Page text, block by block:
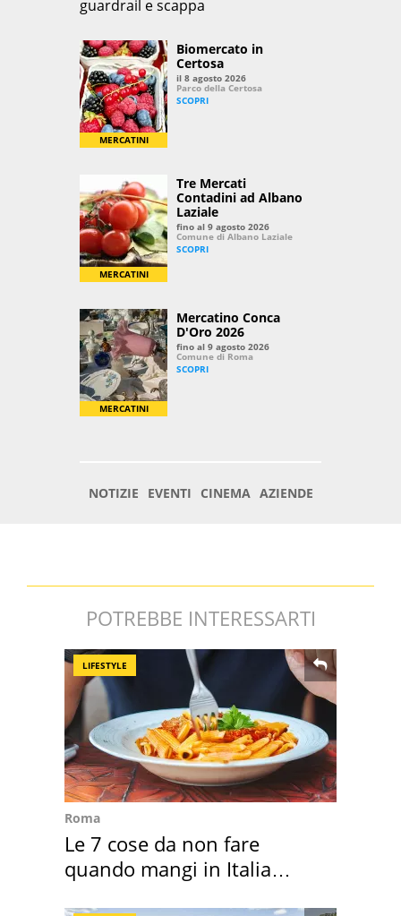
POTREBBE INTERESSARTI
LIFESTYLE
Roma
Le 7 cose da non fare
quando mangi in Italia